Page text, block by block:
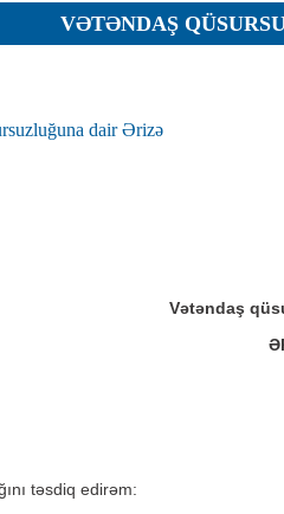
Planlar
Qərarlar
VƏTƏNDAŞ
dair Ərizə
Vətəndaş
təsdiq edirəm: